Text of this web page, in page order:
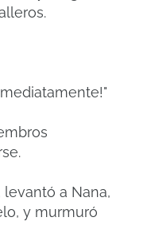
a Nana,
y murmuró